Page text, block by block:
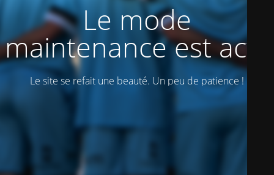
Le mode
maintenance est actif
Le site se refait une beauté. Un peu de patience !